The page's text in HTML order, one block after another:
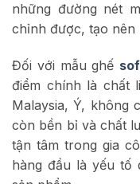
những đường nét
chỉnh được, tạo nên
Đối với mẫu ghế
điểm chính là chất
Malaysia, Ý, không
còn bền bỉ và chất
tận tâm trong gia
hàng đầu là yếu tố